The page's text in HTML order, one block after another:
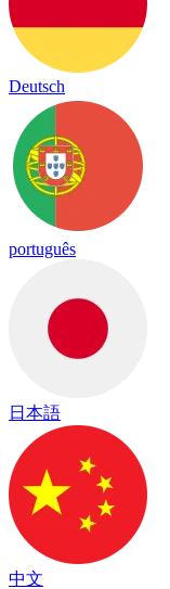
Deutsch
português
日本語
中文